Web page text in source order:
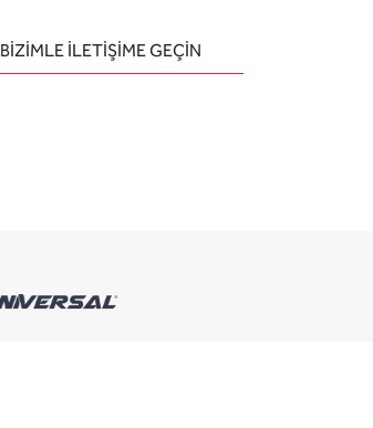
BIZIMLE ILETIŞIME GEÇIN